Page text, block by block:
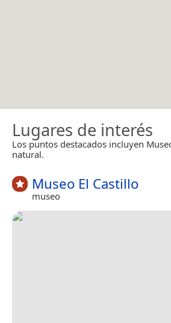
Lugares de interés
Los puntos destacados incluyen
natural.
Museo El Castillo
museo